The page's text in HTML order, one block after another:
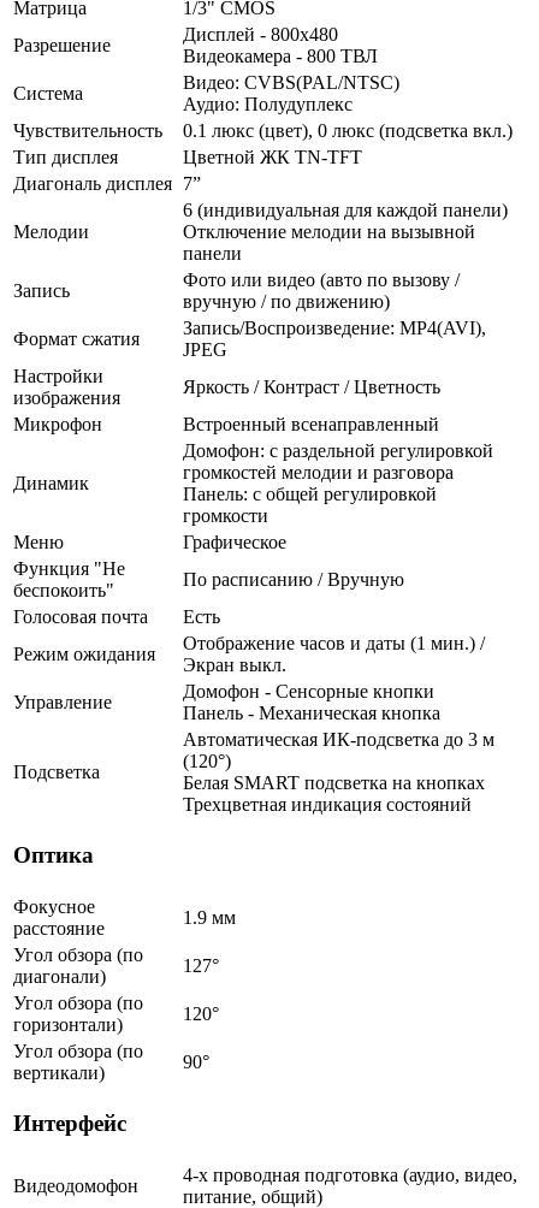
Матрица
1/3" CMOS
Разрешение
Дисплей - 800x480
Видеокамера - 800 ТВЛ
Система
Видео: CVBS(PAL/NTSC)
Аудио: Полудуплекс
Чувствительность
0.1 люкс (цвет), 0 люкс (подсветка вкл.)
Тип дисплея
Цветной ЖК TN-TFT
Диагональ дисплея 7”
Мелодии
6 (индивидуальная для каждой панели)
Отключение мелодии на вызывной
панели
Запись
Фото или видео (авто по вызову /
вручную / по движению)
Формат сжатия
Запись/Воспроизведение: MP4(AVI),
JPEG
Настройки
изображения
Яркость / Контраст / Цветность
Микрофон
Встроенный всенаправленный
Динамик
Домофон: с раздельной регулировкой
громкостей мелодии и разговора
Панель: с общей регулировкой
громкости
Меню
Графическое
Функция "Не
беспокоить"
По расписанию / Вручную
Голосовая почта
Есть
Режим ожидания
Отображение часов и даты (1 мин.) /
Экран выкл.
Управление
Домофон - Сенсорные кнопки
Панель - Механическая кнопка
Подсветка
Автоматическая ИК-подсветка до 3 м
(120°)
Белая SMART подсветка на кнопках
Трехцветная индикация состояний
Оптика
Фокусное
расстояние
1.9 мм
Угол обзора (по
диагонали)
127°
Угол обзора (по
горизонтали)
120°
Угол обзора (по
вертикали)
90°
Интерфейс
Видеодомофон
4-х проводная подготовка (аудио, видео,
питание, общий)